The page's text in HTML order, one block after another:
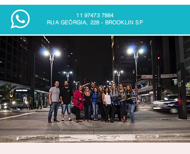
11 97473 7884
RUA GEÓRGIA, 228 - BROOKLIN SP